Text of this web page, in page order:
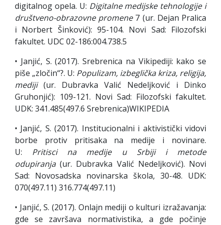
digitalnog opela. U: Digitalne medijske tehnologije i
društveno-obrazovne promene7 (ur. Dejan Pralica
i Norbert Šinković): 95-104. Novi Sad: Filozofski
fakultet. UDC 02-186:004.738.5
• Janjić, S. (2017). Srebrenica na Vikipediji: kako se
piše „zločin“?. U: Populizam, izbeglička kriza, religija,
mediji(ur. Dubravka Valić Nedeljković i Dinko
Gruhonjić): 109-121. Novi Sad: Filozofski fakultet.
UDK: 341.485(497.6 Srebrenica)WIKIPEDIA
• Janjić, S. (2017). Institucionalni i aktivistički vidovi
borbe protiv pritisaka na medije i novinare.
U: Pritisci na medije u Srbiji i metode
odupiranja(ur. Dubravka Valić Nedeljković). Novi
Sad: Novosadska novinarska škola, 30-48. UDK:
070(497.11) 316.774(497.11)
• Janjić, S. (2017). Onlajn mediji o kulturi izražavanja:
gde se završava normativistika, a gde počinje